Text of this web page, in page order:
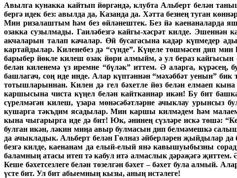
Авылга кунакка кайтып йөргәндә, клубта Альберт белән
бергә идек без: авылда да, Казанда да. Хәтта безнең туган
Мин ризалаштым һәм без өйләнештек. Без йә каенаналарда
озакка сузылмады. Гаиләбезгә кайгы-хәсрәт килде. Эшеннән
акчаларын талап качалар. Өй бусагасына кадәр күпмедер
картайдылар. Киленебез дә “сүнде”. Күңеле төшмәсен дип
барыбер йөкле килеш озак йөри алмыйм, ә ул бераз
белән киленемә үз иремне “бүләк” иттем. Ә аларга,
башлагач, соң иде инде. Алар күптәннән “мәхәббәт уенын”
тотышларыннан. Килен дә гел бәхетле йөз белән елмаеп
каршысына чиста күңел белән кайтканнар икән! Бу бит
сүрелмәгән килеш, үзара мөнәсәбәтләрне ачыклау
кушарга тәкъдим ясадылар. Мин каршы килмәдем һәм
кына чыгарырга иде дә бит! Юк, әнинең сүзләре искә төшә:
булган икән, ләкин миңа авыр булмасын дип белмәмешкә
да ачыкладык. Альберт белән Гөлназ әйберләрен җыйдылар
безгә килде, каенанам да елый-елый янә кавышуыбызны
баламның атасы итеп тә кабул итә алмаслык дәрәҗәгә
Кеше бәхетсезлеге белән төзелгән бәхет – бәхет була алмый.
үсте бит. Ул бит абыемның кызы, аның истәлеге!